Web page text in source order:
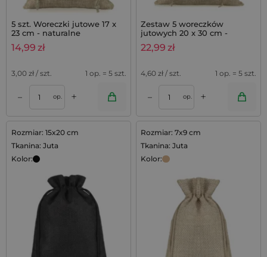
5 szt. Woreczki jutowe 17 x
23 cm - naturalne
14,99 zł
3,00 zł / szt. 1 op. = 5 szt.
– op. +
Zestaw 5 woreczków
jutowych 20 x 30 cm -
naturalny
22,99 zł
4,60 zł / szt. 1 op. = 5 szt.
– op. +
Rozmiar: 15x20 cm
Tkanina: Juta
Kolor:
Rozmiar: 7x9 cm
Tkanina: Juta
Kolor: